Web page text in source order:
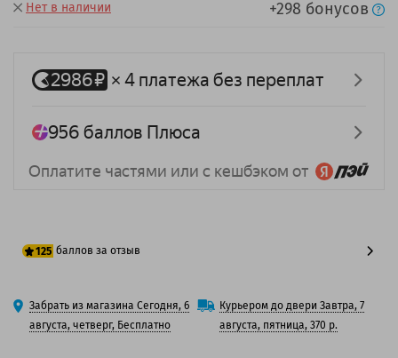
Нет в наличии +298 бонусов
125 баллов за отзыв
100 баллов
125 баллов
Забрать из магазина Сегодня, 6
августа, четверг, Бесплатно
Курьером до двери Завтра, 7
августа, пятница, 370 р.